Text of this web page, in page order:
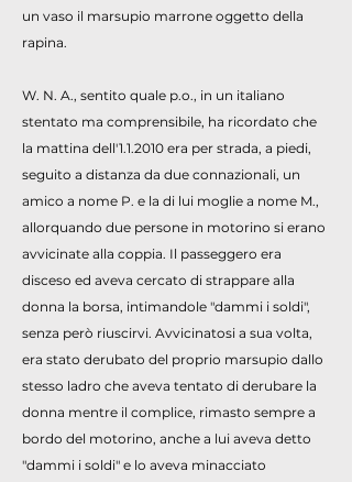
un vaso il marsupio marrone oggetto della
rapina.
W. N. A., sentito quale p.o., in un italiano
stentato ma comprensibile, ha ricordato che
la mattina dell'1.1.2010 era per strada, a piedi,
seguito a distanza da due connazionali, un
amico a nome P. e la di lui moglie a nome M.,
allorquando due persone in motorino si erano
avvicinate alla coppia. Il passeggero era
disceso ed aveva cercato di strappare alla
donna la borsa, intimandole "dammi i soldi",
senza però riuscirvi. Avvicinatosi a sua volta,
era stato derubato del proprio marsupio dallo
stesso ladro che aveva tentato di derubare la
donna mentre il complice, rimasto sempre a
bordo del motorino, anche a lui aveva detto
"dammi i soldi" e lo aveva minacciato